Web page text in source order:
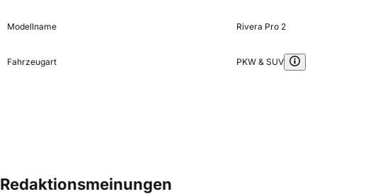
Modellname Rivera Pro 2
Fahrzeugart PKW & SUV
Redaktionsmeinungen